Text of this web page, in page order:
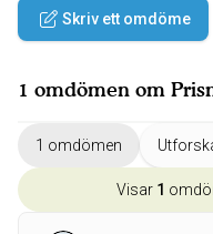
Skriv ett omdöme
1 omdömen om
1 omdömen
Visar 1